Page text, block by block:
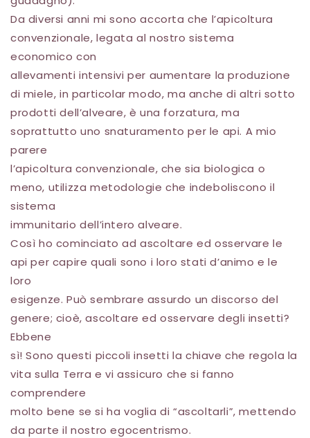
Da diversi anni mi sono accorta che l’apicoltura
convenzionale, legata al nostro sistema
economico con
allevamenti intensivi per aumentare la produzione
di miele, in particolar modo, ma anche di altri sotto
prodotti dell’alveare, è una forzatura, ma
soprattutto uno snaturamento per le api. A mio
parere
l’apicoltura convenzionale, che sia biologica o
meno, utilizza metodologie che indeboliscono il
sistema
immunitario dell’intero alveare.
Così ho cominciato ad ascoltare ed osservare le
api per capire quali sono i loro stati d’animo e le
loro
esigenze. Può sembrare assurdo un discorso del
genere; cioè, ascoltare ed osservare degli insetti?
Ebbene
sì! Sono questi piccoli insetti la chiave che regola la
vita sulla Terra e vi assicuro che si fanno
comprendere
molto bene se si ha voglia di “ascoltarli”, mettendo
da parte il nostro egocentrismo.